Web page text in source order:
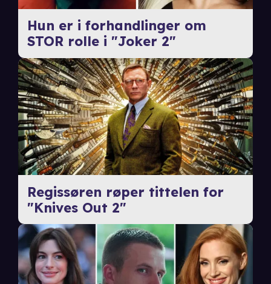
Hun er i forhandlinger om
STOR rolle i "Joker 2"
Regissøren røper tittelen for
"Knives Out 2"